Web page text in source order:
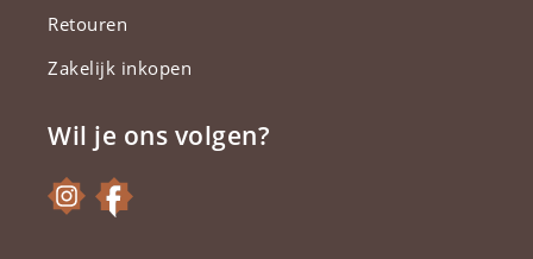
Retouren
Zakelijk inkopen
Wil je ons volgen?